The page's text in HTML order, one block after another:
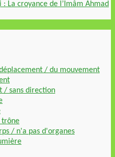
: La croyance de l’Imâm Ahmad
/ du mouvement
/ sans direction
trône
/ n'a pas d'organes